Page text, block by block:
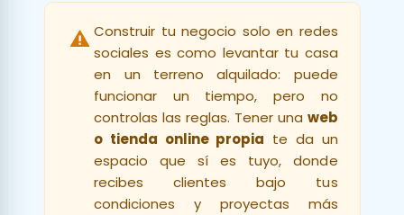
Construir tu negocio solo en redes
sociales es como levantar tu casa
en un terreno alquilado: puede
funcionar un tiempo, pero no
controlas las reglas. Tener una web
o tienda online propia te da un
espacio que sí es tuyo, donde
recibes clientes bajo tus
condiciones y proyectas más